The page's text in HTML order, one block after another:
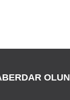
OLUN